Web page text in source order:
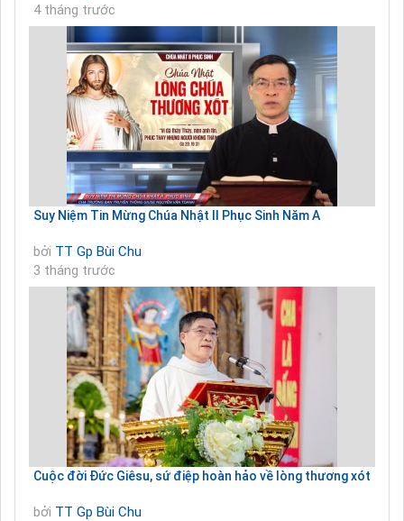
4 tháng trước
Suy Niệm Tin Mừng Chúa Nhật II Phục Sinh Năm A
bởi TT Gp Bùi Chu
3 tháng trước
Cuộc đời Đức Giêsu, sứ điệp hoàn hảo về lòng thương xót
bởi TT Gp Bùi Chu